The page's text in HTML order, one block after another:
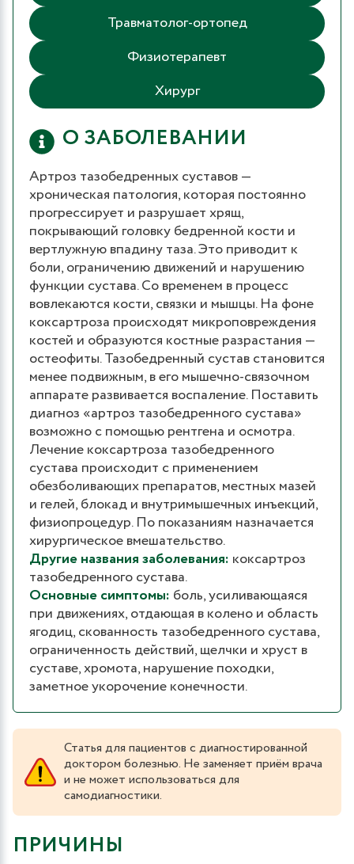
Травматолог-ортопед
Физиотерапевт
Хирург
О ЗАБОЛЕВАНИИ
Артроз тазобедренных суставов —
хроническая патология, которая постоянно
прогрессирует и разрушает хрящ,
покрывающий головку бедренной кости и
вертлужную впадину таза. Это приводит к
боли, ограничению движений и нарушению
функции сустава. Со временем в процесс
вовлекаются кости, связки и мышцы. На фоне
коксартроза происходят микроповреждения
костей и образуются костные разрастания —
остеофиты. Тазобедренный сустав становится
менее подвижным, в его мышечно-связочном
аппарате развивается воспаление. Поставить
диагноз «артроз тазобедренного сустава»
возможно с помощью рентгена и осмотра.
Лечение коксартроза тазобедренного
сустава происходит с применением
обезболивающих препаратов, местных мазей
и гелей, блокад и внутримышечных инъекций,
физиопроцедур. По показаниям назначается
хирургическое вмешательство.
Другие названия заболевания: коксартроз
тазобедренного сустава.
Основные симптомы: боль, усиливающаяся
при движениях, отдающая в колено и область
ягодиц, скованность тазобедренного сустава,
ограниченность действий, щелчки и хруст в
суставе, хромота, нарушение походки,
заметное укорочение конечности.
Статья для пациентов с диагностированной
доктором болезнью. Не заменяет приём врача
и не может использоваться для
самодиагностики.
ПРИЧИНЫ